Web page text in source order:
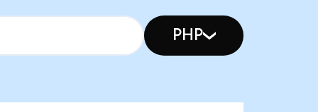
PHP